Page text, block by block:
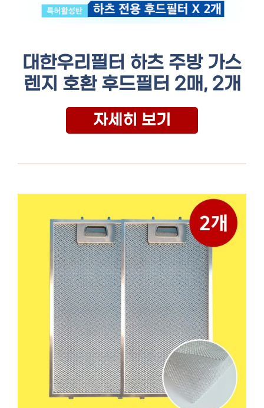
대한우리필터 하츠 주방 가스
렌지 호환 후드필터 2매, 2개
자세히 보기